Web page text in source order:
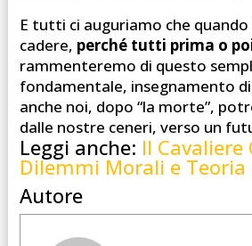
E tutti ci auguriamo che
cadere, perché tutti prima o
rammenteremo di questo
fondamentale, insegnamento
anche noi, dopo “la morte”,
dalle nostre ceneri, verso un
Leggi anche: Il Cavaliere
Dilemmi Morali e Teoria
Autore